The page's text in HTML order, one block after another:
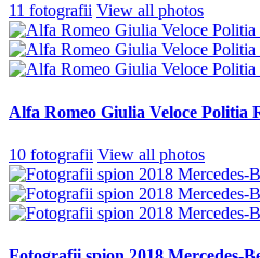
11 fotografii View all photos
Alfa Romeo Giulia Veloce Politia
10 fotografii View all photos